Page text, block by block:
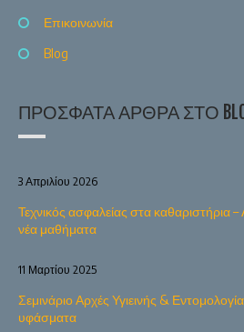
Επικοινωνία
Blog
ΠΡΌΣΦΑΤΑ ΆΡΘΡΑ ΣΤΟ
Τεχνικός ασφαλείας στα καθαριστήρια
νέα μαθήματα
3 Απριλίου 2026
Σεμινάριο Αρχές Υγιεινής &
υφάσματα
11 Μαρτίου 2025